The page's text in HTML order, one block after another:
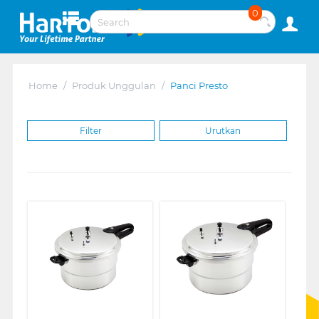
0
Home / Produk Unggulan / Panci Presto
Filter Urutkan